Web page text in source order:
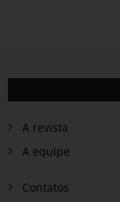
A revista
A equipe
Contatos